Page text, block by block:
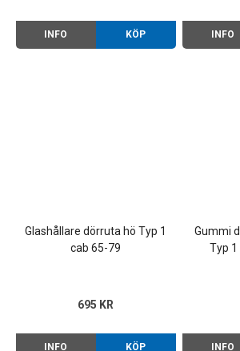
INFO KÖP INFO
Glashållare dörruta hö Typ 1
cab 65-79
695 KR
INFO KÖP
Gummi
Typ
INFO